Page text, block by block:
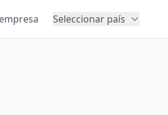
Seleccionar país